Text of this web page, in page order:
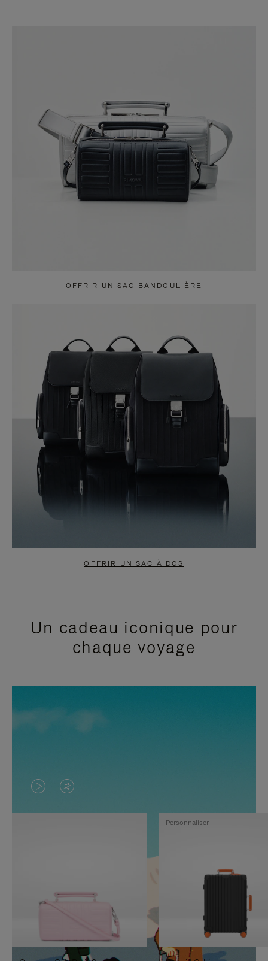
OFFRIR UN SAC BANDOULIÈRE
OFFRIR UN SAC À DOS
Un cadeau iconique pour
chaque voyage
LA
VIDÉO
PAUSE,
APPUYEZ
SUR
LE
SON
DÉSACTIVÉ.
VEUILLEZ
Personnaliser